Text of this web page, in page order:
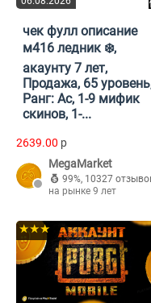
чек фулл описание
м416 ледник ❄️,
акаунту 7 лет,
Продажа, 65
Ранг: Ас, 1-9 мифик
скинов, 1-...
2639.00 p
MegaMarket
99%, 10327
на рынке 9 лет
★★★